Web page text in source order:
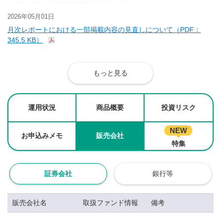
2026年05月01日
月次レポートにおける一部掲載内容の見直しについて（PDF：
345.5 KB）
もっと見る
運用状況 商品概要 投資リスク
お申込みメモ 販売会社
NEW
特集
証券会社 銀行等
販売会社名 取扱ファンド情報 備考